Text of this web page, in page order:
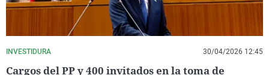
INVESTIDURA 30/04/2026 12:45
Cargos del PP y 400 invitados en la toma de